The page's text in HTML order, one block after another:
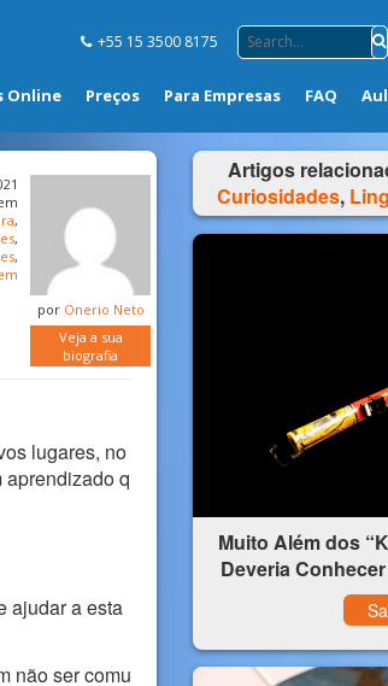
+55 15 3500 8175
Online Preços Para Empresas FAQ
por Onerio Neto
Veja a sua
biografia
,
,
,
lugares, no
aprendizado q
ajudar a esta
não ser comu
Artigos
Curiosidades,
Muito Além dos
Deveria